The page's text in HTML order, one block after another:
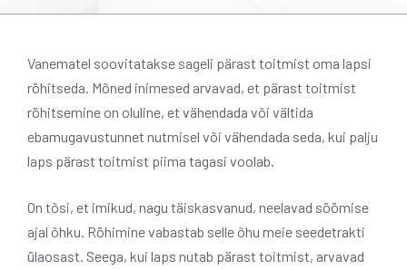
Vanematel soovitatakse sageli pärast toitmist oma lapsi
röhitseda. Mõned inimesed arvavad, et pärast toitmist
röhitsemine on oluline, et vähendada või vältida
ebamugavustunnet nutmisel või vähendada seda, kui palju
laps pärast toitmist piima tagasi voolab.
On tõsi, et imikud, nagu täiskasvanud, neelavad söömise
ajal õhku. Röhimine vabastab selle õhu meie seedetrakti
ülaosast. Seega, kui laps nutab pärast toitmist, arvavad